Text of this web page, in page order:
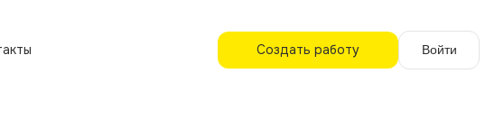
Создать работу Войти